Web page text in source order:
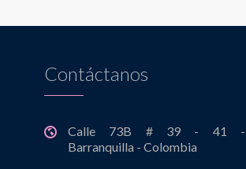
Contáctanos
Calle 73B # 39 - 41 -
Barranquilla - Colombia